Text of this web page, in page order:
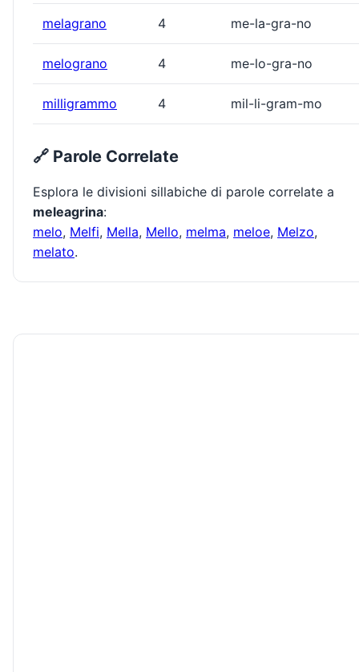
melagrano 4 me-la-gra-no
melograno 4 me-lo-gra-no
milligrammo 4 mil-li-gram-mo
🔗 Parole Correlate
Esplora le divisioni sillabiche di parole correlate a
meleagrina:
melo, Melfi, Mella, Mello, melma, meloe, Melzo,
melato.